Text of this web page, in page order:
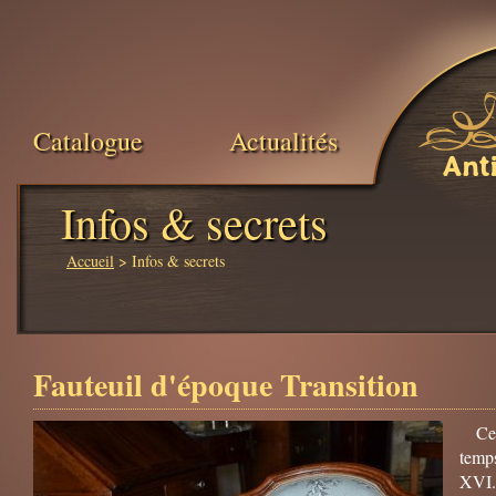
Catalogue Actualités
Infos & secrets
Accueil > Infos & secrets
Fauteuil d'époque Transition
XVI.